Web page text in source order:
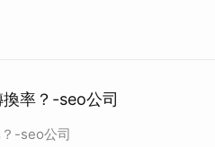
率？-seo公司
-seo公司